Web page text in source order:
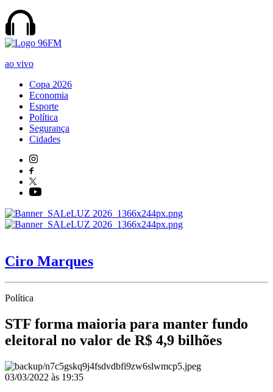
ao vivo
Copa 2026
Economia
Esporte
Política
Segurança
Cidades
Ciro Marques
Política
STF forma maioria para manter fundo
eleitoral no valor de R$ 4,9 bilhões
03/03/2022 às 19:35